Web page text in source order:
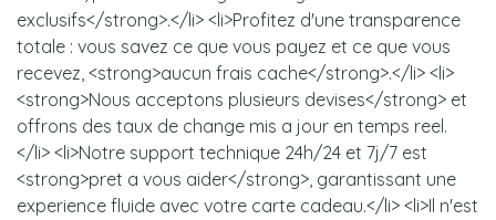
exclusifs</strong>.</li> <li>Profitez d'une transparence
totale : vous savez ce que vous payez et ce que vous
recevez, <strong>aucun frais cache</strong>.</li> <li>
<strong>Nous acceptons plusieurs devises</strong> et
offrons des taux de change mis a jour en temps reel.
</li> <li>Notre support technique 24h/24 et 7j/7 est
<strong>pret a vous aider</strong>, garantissant une
experience fluide avec votre carte cadeau.</li> <li>Il n'est